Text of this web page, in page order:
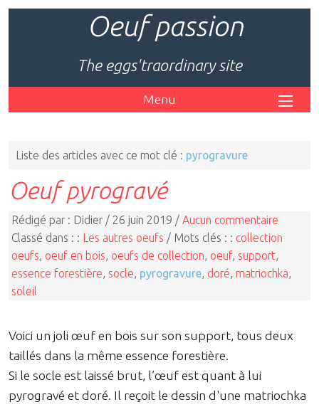
Oeuf passion
The eggs'traordinary site
Menu
Liste des articles avec ce mot clé : pyrogravure
Oeuf pyrogravé
Rédigé par : Didier / 26 juin 2019 / Aucun commentaire
Classé dans : : Les autres oeufs / Mots clés : : collection
oeufs oeuf en bois oeufs de collection oeuf, support
essence forestière socle pyrogravure doré matriochka
soleil
Voici un joli œuf en bois sur son support, tous deux
taillés dans la même essence forestière.
Si le socle est laissé brut, l’œuf est quant à lui
pyrogravé et doré. Il reçoit le dessin d'une matriochka